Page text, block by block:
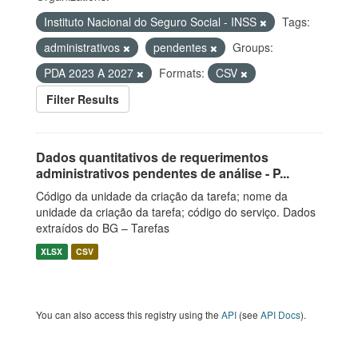
Instituto Nacional do Seguro Social - INSS
Tags:
administrativos
pendentes
Groups:
PDA 2023 A 2027
Formats:
CSV
Filter Results
Dados quantitativos de requerimentos
administrativos pendentes de análise - P...
Código da unidade da criação da tarefa; nome da
unidade da criação da tarefa; código do serviço. Dados
extraídos do BG – Tarefas
XLSX CSV
You can also access this registry using the API (see API Docs).